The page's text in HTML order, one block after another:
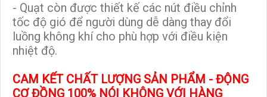
- Quạt còn được thiết kế các nút điều chỉnh
tốc độ gió để người dùng dễ dàng thay đổi
luồng không khí cho phù hợp với điều kiện
nhiệt độ.
CAM KẾT CHẤT LƯỢNG SẢN PHẨM - ĐỘNG
CƠ ĐỒNG 100% NÓI KHÔNG VỚI HÀNG